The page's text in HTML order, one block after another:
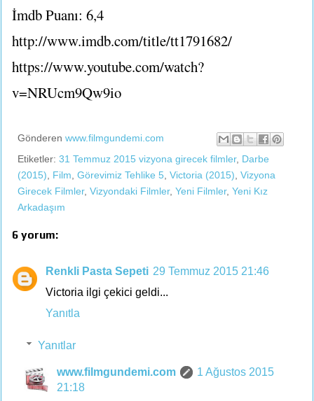
İmdb Puanı: 6,4
http://www.imdb.com/title/tt1791682/
https://www.youtube.com/watch?
v=NRUcm9Qw9io
Gönderen www.filmgundemi.com
Etiketler: 31 Temmuz 2015 vizyona girecek filmler, Darbe
(2015)
Film Görevimiz Tehlike 5 Victoria (2015) Vizyona
Girecek Filmler, Vizyondaki Filmler, Yeni Filmler, Yeni Kız
Arkadaşım
6 yorum:
Renkli Pasta Sepeti 29 Temmuz 2015 21:46
Victoria ilgi çekici geldi...
Yanıtla
Yanıtlar
www.filmgundemi.com
1 Ağustos 2015
21:18